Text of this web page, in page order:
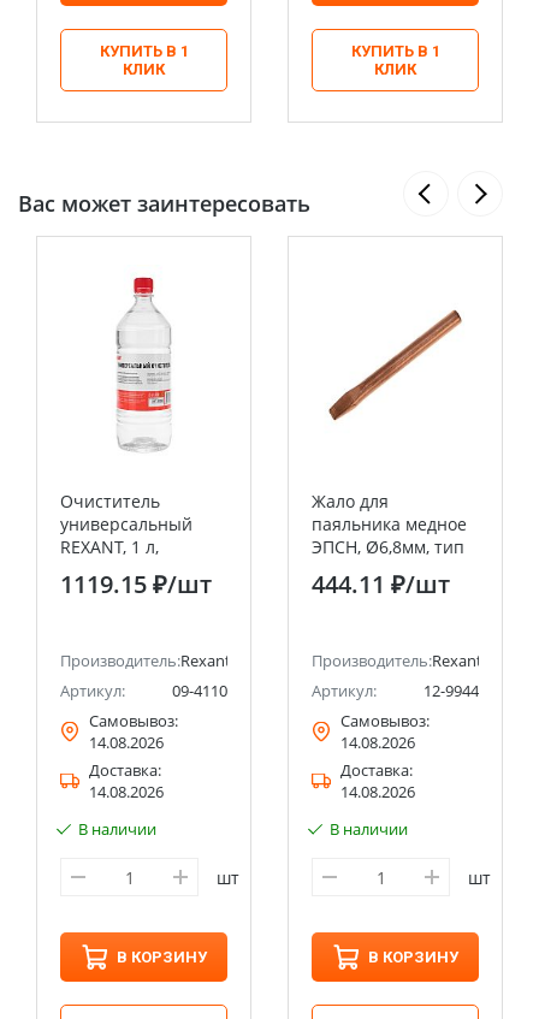
КУПИТЬ В 1
КЛИК
КУПИТЬ В 1
КЛИК
Вас может заинтересовать
Очиститель
универсальный
REXANT, 1 л,
(Абсолютированный
99,7%)
1119.15 ₽/шт
Производитель:Rexant
Артикул:
09-4110
Самовывоз:
14.08.2026
Доставка:
14.08.2026
В наличии
шт
В КОРЗИНУ
Жало для
паяльника медное
ЭПСН, Ø6,8мм, тип
плоский, блистер
REXANT
444.11 ₽/шт
Производитель:Rexant
Артикул:
12-9944
Самовывоз:
14.08.2026
Доставка:
14.08.2026
В наличии
шт
В КОРЗИНУ